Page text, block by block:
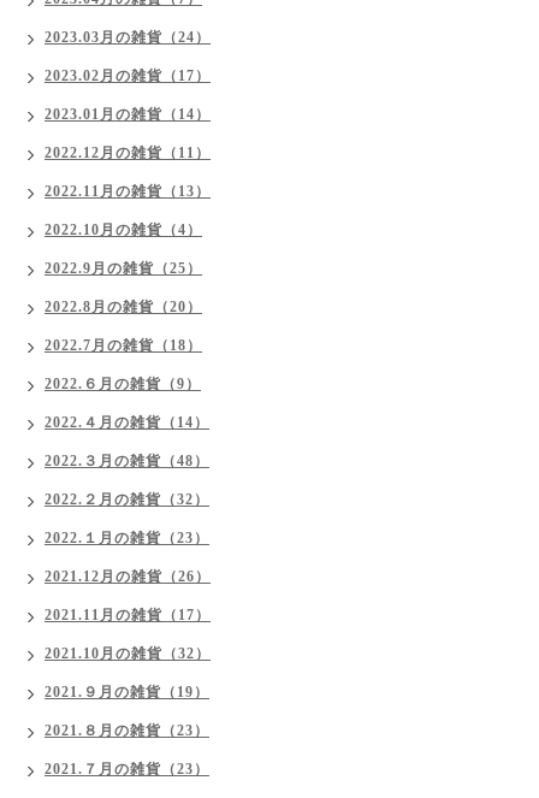
2023.03月の雑貨（24）
2023.02月の雑貨（17）
2023.01月の雑貨（14）
2022.12月の雑貨（11）
2022.11月の雑貨（13）
2022.10月の雑貨（4）
2022.9月の雑貨（25）
2022.8月の雑貨（20）
2022.7月の雑貨（18）
2022.６月の雑貨（9）
2022.４月の雑貨（14）
2022.３月の雑貨（48）
2022.２月の雑貨（32）
2022.１月の雑貨（23）
2021.12月の雑貨（26）
2021.11月の雑貨（17）
2021.10月の雑貨（32）
2021.９月の雑貨（19）
2021.８月の雑貨（23）
2021.７月の雑貨（23）